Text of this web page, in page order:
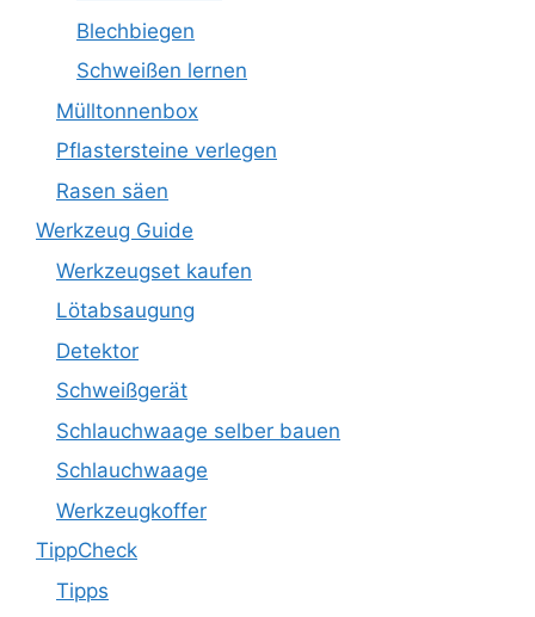
Blechbiegen
Schweißen lernen
Mülltonnenbox
Pflastersteine verlegen
Rasen säen
Werkzeug Guide
Werkzeugset kaufen
Lötabsaugung
Detektor
Schweißgerät
Schlauchwaage selber bauen
Schlauchwaage
Werkzeugkoffer
TippCheck
Tipps